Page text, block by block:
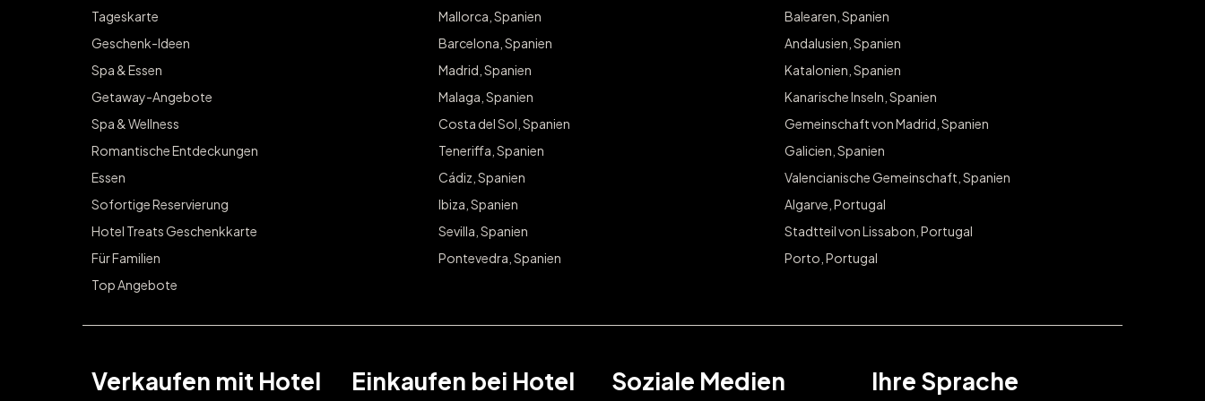
Tageskarte
Geschenk-Ideen
Spa & Essen
Getaway-Angebote
Spa & Wellness
Romantische Entdeckungen
Essen
Sofortige Reservierung
Hotel Treats Geschenkkarte
Für Familien
Top Angebote
Mallorca, Spanien
Barcelona, Spanien
Madrid, Spanien
Malaga, Spanien
Costa del Sol, Spanien
Teneriffa, Spanien
Cádiz, Spanien
Ibiza, Spanien
Sevilla, Spanien
Pontevedra, Spanien
Balearen, Spanien
Andalusien, Spanien
Katalonien, Spanien
Kanarische Inseln, Spanien
Gemeinschaft von Madrid, Spanien
Galicien, Spanien
Valencianische Gemeinschaft, Spanien
Algarve, Portugal
Stadtteil von Lissabon, Portugal
Porto, Portugal
Verkaufen mit Hotel
Einkaufen bei Hotel
Soziale Medien Ihre Sprache
Melden Sie sich an, um exklusiven Zugang zu Gewinnspielen und
E-Mail